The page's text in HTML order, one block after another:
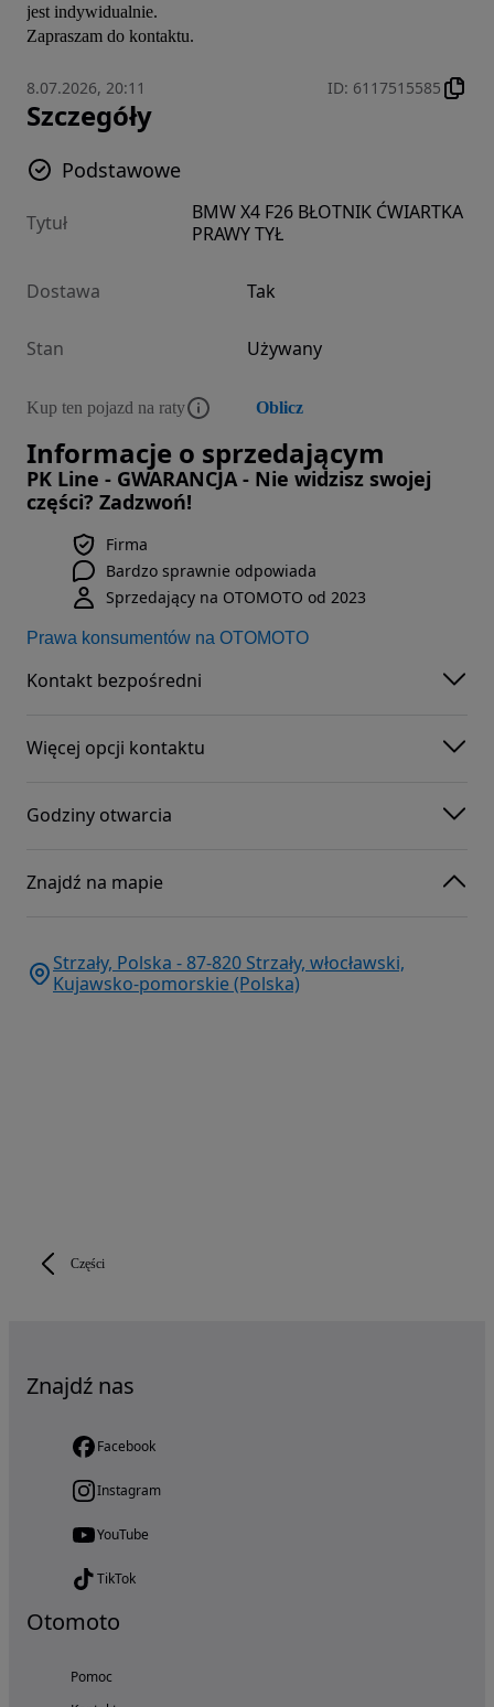
Części
jest indywidualnie.
Zapraszam do kontaktu.
8.07.2026, 20:11 ID: 6117515585
Szczegóły
Podstawowe
Tytuł
BMW X4 F26 BŁOTNIK ĆWIARTKA
PRAWY TYŁ
Dostawa Tak
Stan Używany
Kup ten pojazd na raty Oblicz
Informacje o sprzedającym
PK Line - GWARANCJA - Nie widzisz swojej
części? Zadzwoń!
Firma
Bardzo sprawnie odpowiada
Sprzedający na OTOMOTO od 2023
Prawa konsumentów na OTOMOTO
Kontakt bezpośredni
Więcej opcji kontaktu
Godziny otwarcia
Znajdź na mapie
Strzały, Polska - 87-820 Strzały, włocławski,
Kujawsko-pomorskie (Polska)
Znajdź nas
Facebook
Instagram
YouTube
TikTok
Otomoto
Pomoc